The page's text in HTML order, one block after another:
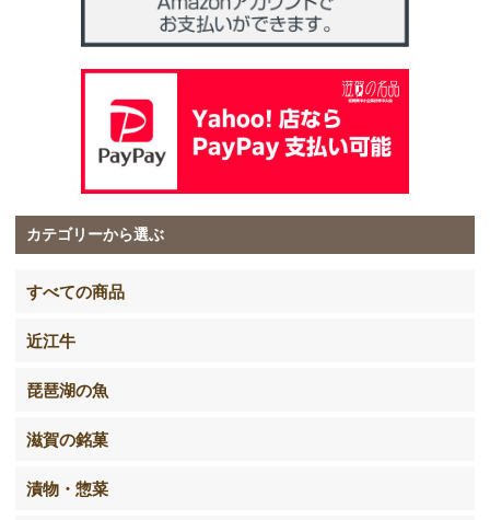
カテゴリーから選ぶ
すべての商品
近江牛
琵琶湖の魚
滋賀の銘菓
漬物・惣菜